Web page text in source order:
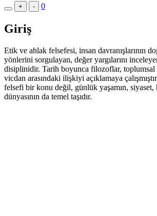
+ - 0
Giriş
Etik ve ahlak felsefesi, insan davranışlarının
yönlerini sorgulayan, değer yargılarını
disiplinidir. Tarih boyunca filozoflar, toplumsal
vicdan arasındaki ilişkiyi açıklamaya
felsefi bir konu değil, günlük yaşamın,
dünyasının da temel taşıdır.